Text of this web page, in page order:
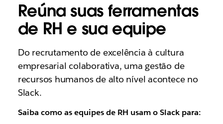
Reúna suas ferramentas
de RH e sua equipe
Do recrutamento de excelência à cultura
empresarial colaborativa, uma gestão de
recursos humanos de alto nível acontece no
Slack.
Saiba como as equipes de RH usam o Slack para: